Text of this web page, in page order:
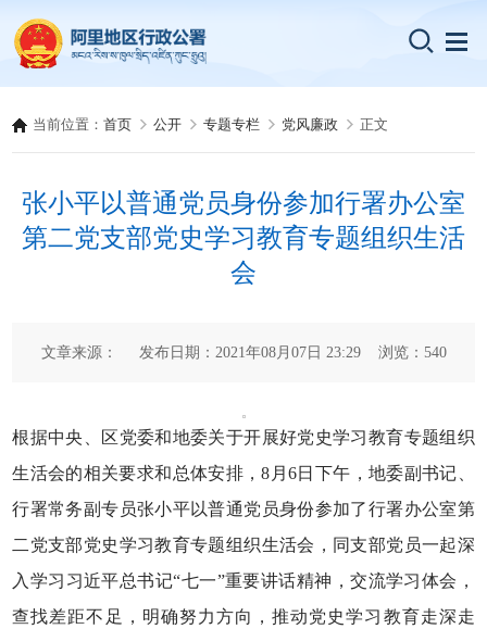
当前位置：首页 公开 专题专栏 党风廉政 正文
张小平以普通党员身份参加行署办公室
第二党支部党史学习教育专题组织生活
会
文章来源： 发布日期：2021年08月07日 23:29 浏览： 540
根据中央、区党委和地委关于开展好党史学习教育专题组织
生活会的相关要求和总体安排，8月6日下午，地委副书记、
行署常务副专员张小平以普通党员身份参加了行署办公室第
二党支部党史学习教育专题组织生活会，同支部党员一起深
入学习习近平总书记“七一”重要讲话精神，交流学习体会，
查找差距不足，明确努力方向，推动党史学习教育走深走